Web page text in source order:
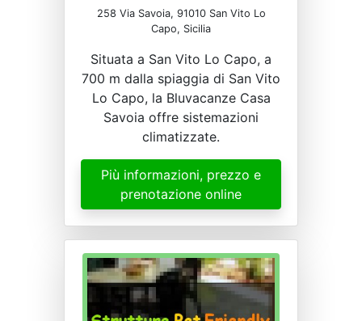
258 Via Savoia, 91010 San Vito Lo
Capo, Sicilia
Situata a San Vito Lo Capo, a
700 m dalla spiaggia di San Vito
Lo Capo, la Bluvacanze Casa
Savoia offre sistemazioni
climatizzate.
Più informazioni, prezzo e
prenotazione online